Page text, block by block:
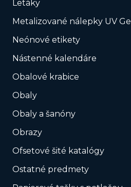
Letáky
Metalizované nálepky UV Gel
Neónové etikety
Nástenné kalendáre
Obalové krabice
Obaly
Obaly a šanóny
Obrazy
Ofsetové šité katalógy
Ostatné predmety